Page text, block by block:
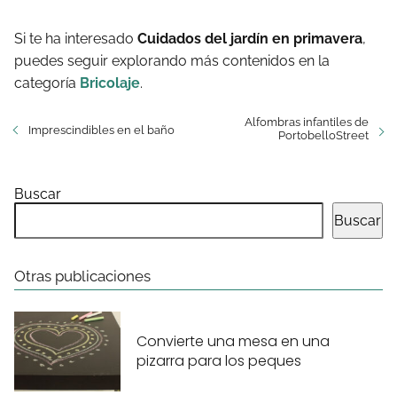
Si te ha interesado Cuidados del jardín en primavera,
puedes seguir explorando más contenidos en la
categoría Bricolaje.
Imprescindibles en el baño
Alfombras infantiles de
PortobelloStreet
Buscar
Buscar
Otras publicaciones
Convierte una mesa en una
pizarra para los peques